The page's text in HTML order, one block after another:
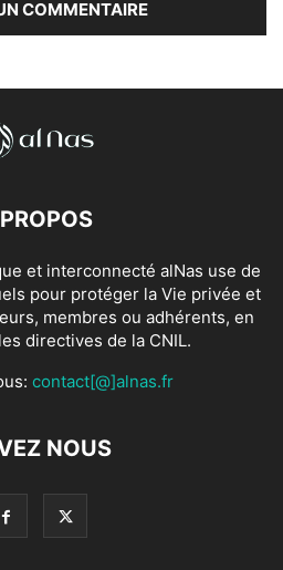
et interconnecté alNas use de
pour protéger la Vie privée et
membres ou adhérents, en
directives de la CNIL.
contact[@]alnas.fr
NOUS